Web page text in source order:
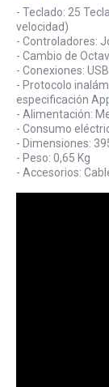
- Teclado: 25
velocidad)
- Controladores:
- Cambio de
- Conexiones:
- Protocolo
especificación
- Alimentación:
- Consumo
- Dimensiones:
- Peso: 0,65 Kg
- Accesorios: